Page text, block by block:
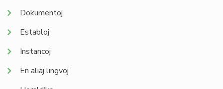
Dokumentoj
Establoj
Instancoj
En aliaj lingvoj